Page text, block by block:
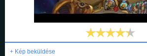
+ Kép beküldése